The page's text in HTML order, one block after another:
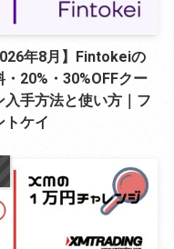
年8月】Fintokeiの
・20%・30%OFFクー
入手方法と使い方｜フ
トケイ